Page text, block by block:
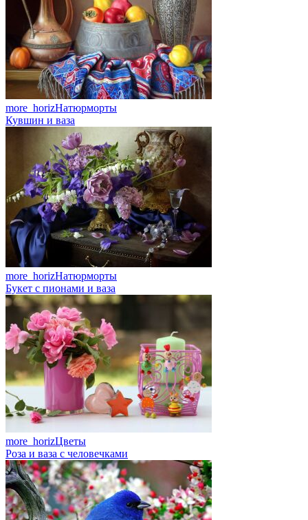
more_horizНатюрморты
Кувшин и ваза
more_horizНатюрморты
Букет с пионами и ваза
more_horizЦветы
Роза и ваза с человечками